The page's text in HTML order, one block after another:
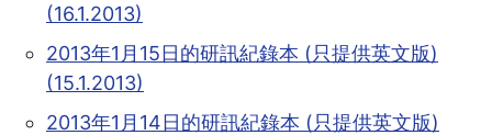
(16.1.2013)
2013年1月15日的研訊紀錄本 (只提供英文版)
(15.1.2013)
2013年1月14日的研訊紀錄本 (只提供英文版)